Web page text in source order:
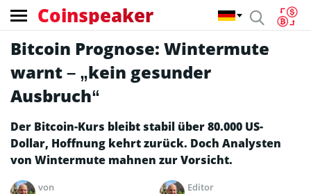
Coinspeaker
Bitcoin Prognose: Wintermute
warnt – „kein gesunder
Ausbruch“
Der Bitcoin-Kurs bleibt stabil über 80.000 US-
Dollar, Hoffnung kehrt zurück. Doch Analysten
von Wintermute mahnen zur Vorsicht.
von
Editor